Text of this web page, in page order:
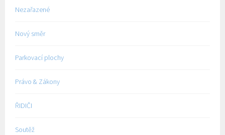
Nezařazené
Nový směr
Parkovací plochy
Právo & Zákony
ŘIDIČI
Soutěž